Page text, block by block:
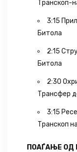
Транскоп-
3:15
Битола
2:15
Битола
2:30
Трансфер
3:15
Транскоп
ПОАЃАЊЕ ОД